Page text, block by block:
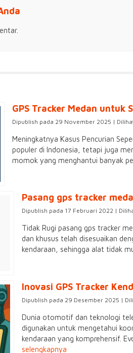
GPS Tracker Medan untuk
Dipublish pada 29 November 2025 |
Meningkatnya Kasus Pencurian
populer di Indonesia, tetapi juga
momok yang menghantui banyak
Pasang gps tracker
Dipublish pada 17 Februari 2022 |
Tidak Rugi pasang gps tracker
dan khusus telah disesuaikan
kendaraan, sehingga alat tidak
Inovasi GPS Tracker
Dipublish pada 29 Desember 2025 |
Dunia otomotif dan teknologi
digunakan untuk mengetahui
kendaraan yang komprehensif.
selengkapnya